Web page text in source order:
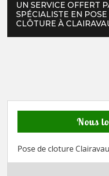
UN SERVICE OFFERT
SPÉCIALISTE EN
CLÔTURE À
Nous
Pose de cloture